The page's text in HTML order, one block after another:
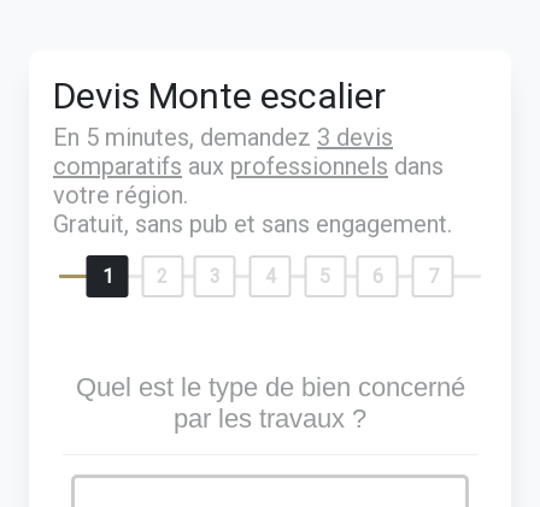
Devis Monte escalier
En 5 minutes, demandez 3 devis
comparatifs aux professionnels dans
votre région.
Gratuit, sans pub et sans engagement.
1 2 3 4 5 6 7
Quel est le type de bien concerné
par les travaux ?